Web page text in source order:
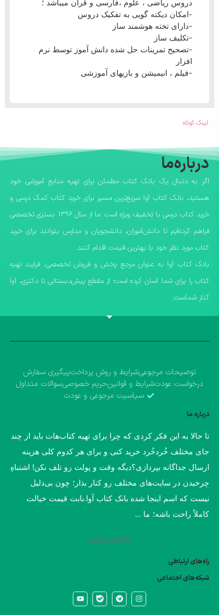
دروس ریاضی ، علوم ،فارسی و قرآن میباشد ؛
-امکان دیکته گویی به تفکیک دروس
-دارای تخته هوشمند ساز
-تکلیف ساز
-تصحیح تمرینات حل شده دانش آموز توسط نرم
افزار
-فیلم ، انیمیشن و بازیهای آموزشی
لینک کوتاه
درباره‌ما
اگر به دنبال یک بانک کتاب مطمئن برای تهیه منابع آموزشی خود
هستید، بانک کتاب آوا سریع‌ترین مسیر برای خرید کتاب کمک درسی و
خرید کتاب درسی با تخفیف ویژه است. ما از سال ۱۳۹۶ بستری تخصصی
فراهم کرده‌ایم تا دانش‌آموزان، دانشجویان و مدارس بتوانند برای خرید
کتاب مورد نظر خود با بهترین قیمت اقدام کنند.
​بانک کتاب آوا به عنوان مرجع پخش و فروش تخصصی، فرایند تهیه
کتاب را برای شما آسان کرده است؛ از مقطع پیش‌دبستانی تا دکتری، آوا
کنار شماست.
توضیحات مرجوعیشرایط و روش پرداختپیگیری سفارش
درخواست عودتشرایط و قوانینحریم خصوصیسوالات متداول
سیاسیت مرجوعی و عودت
درباره ما
​تا حالا به این فکر کردی که چرا برای تهیه کتاب‌هات باید از چند
جای مختلف خُردخُرد خرید کنی و برای هر کدوم کلی هزینه
ارسال جداگانه بپردازی؟​دیگه وقت و پولت رو تلف نکن! اشتباهِ
چرخیدن در سایت‌های مختلف رو کنار بذار؛ چون بی‌دلیل
نیست که اسم اینجا شده بانک کتاب آوا.​بابت قیمت خیالت
کاملاً راحت باشه؛ ما ...
نمایش بیشتر
راه‌های ارتباطی
شبکه‌های احتماعی